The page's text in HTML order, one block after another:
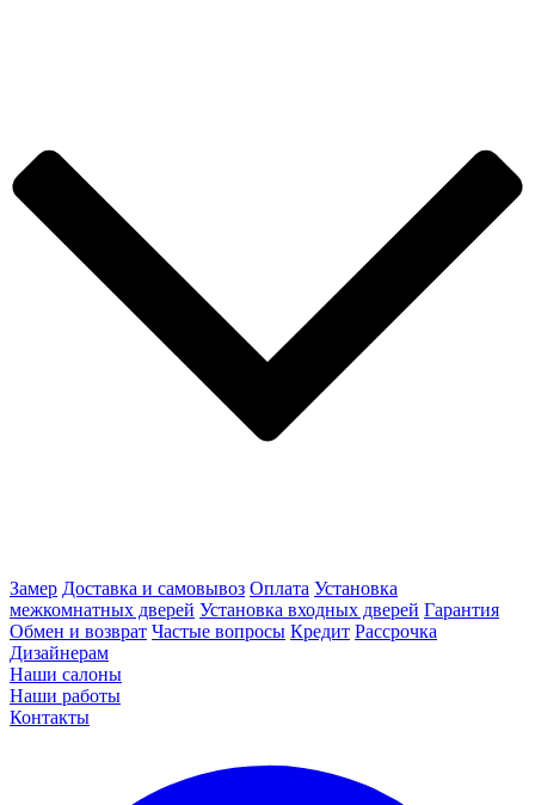
Замер Доставка и самовывоз Оплата Установка
межкомнатных дверей Установка входных дверей Гарантия
Обмен и возврат Частые вопросы Кредит Рассрочка
Дизайнерам
Наши салоны
Наши работы
Контакты